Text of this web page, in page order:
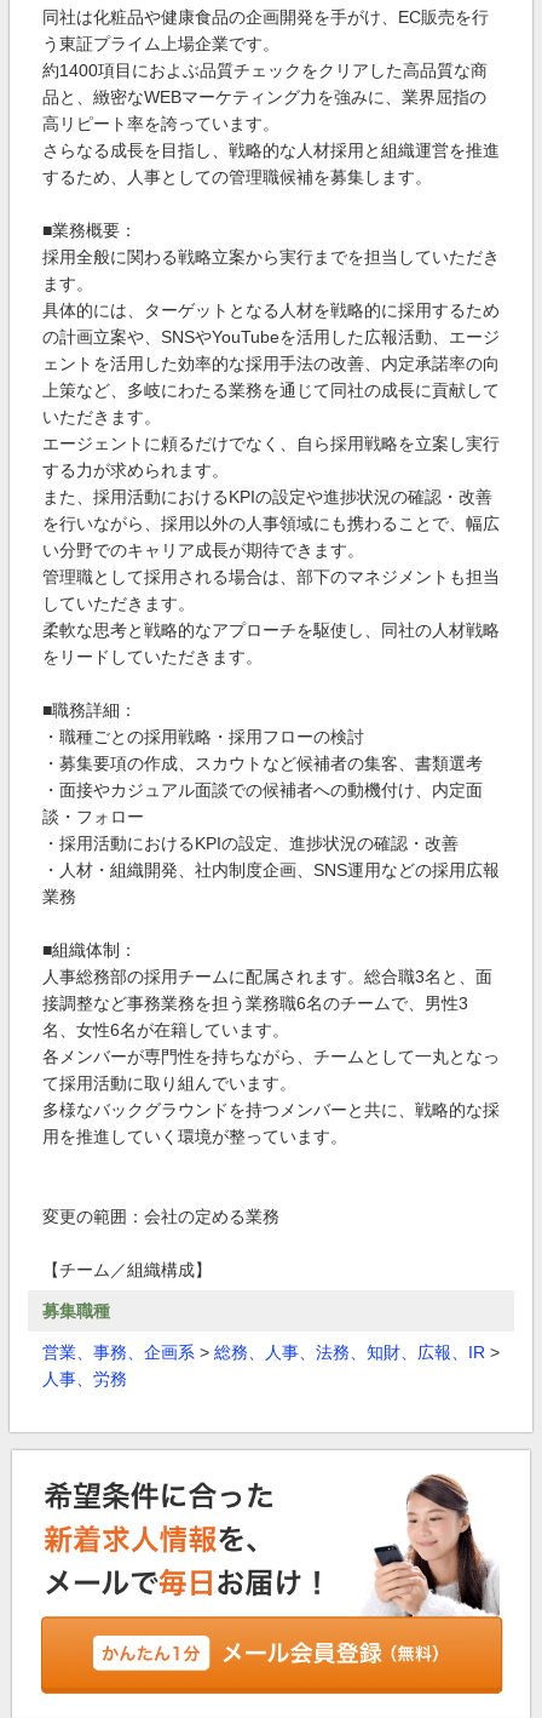
同社は化粧品や健康食品の企画開発を手がけ、EC販売を行
う東証プライム上場企業です。
約1400項目におよぶ品質チェックをクリアした高品質な商
品と、緻密なWEBマーケティング力を強みに、業界屈指の
高リピート率を誇っています。
さらなる成長を目指し、戦略的な人材採用と組織運営を推進
するため、人事としての管理職候補を募集します。
■業務概要：
採用全般に関わる戦略立案から実行までを担当していただき
ます。
具体的には、ターゲットとなる人材を戦略的に採用するため
の計画立案や、SNSやYouTubeを活用した広報活動、エージ
ェントを活用した効率的な採用手法の改善、内定承諾率の向
上策など、多岐にわたる業務を通じて同社の成長に貢献して
いただきます。
エージェントに頼るだけでなく、自ら採用戦略を立案し実行
する力が求められます。
また、採用活動におけるKPIの設定や進捗状況の確認・改善
を行いながら、採用以外の人事領域にも携わることで、幅広
い分野でのキャリア成長が期待できます。
管理職として採用される場合は、部下のマネジメントも担当
していただきます。
柔軟な思考と戦略的なアプローチを駆使し、同社の人材戦略
をリードしていただきます。
■職務詳細：
・職種ごとの採用戦略・採用フローの検討
・募集要項の作成、スカウトなど候補者の集客、書類選考
・面接やカジュアル面談での候補者への動機付け、内定面
談・フォロー
・採用活動におけるKPIの設定、進捗状況の確認・改善
・人材・組織開発、社内制度企画、SNS運用などの採用広報
業務
■組織体制：
人事総務部の採用チームに配属されます。総合職3名と、面
接調整など事務業務を担う業務職6名のチームで、男性3
名、女性6名が在籍しています。
各メンバーが専門性を持ちながら、チームとして一丸となっ
て採用活動に取り組んでいます。
多様なバックグラウンドを持つメンバーと共に、戦略的な採
用を推進していく環境が整っています。
変更の範囲：会社の定める業務
【チーム／組織構成】
募集職種
営業、事務、企画系 > 総務、人事、法務、知財、広報、IR >
人事、労務